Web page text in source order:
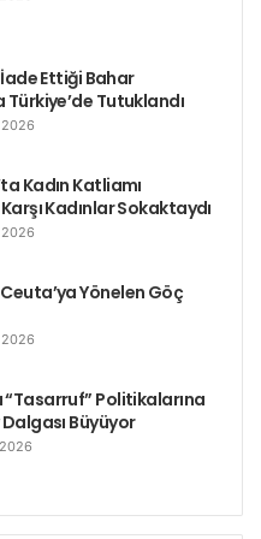
baskılarına,
ırkçılık ve yabancı
yer aldı.
ve toplu
“insani” tersaneler
kurallara uyulması,
yapılması, büyük
Ettiği Bahar
Türkiye’de Tutuklandı
Kadın Katliamı
Kadınlar Sokaktaydı
Yönelen Göç
“Tasarruf” Politikalarına
Dalgası Büyüyor